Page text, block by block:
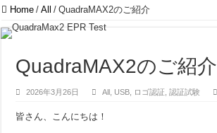
Home / All / QuadraMAX2のご紹介
QuadraMAX2のご紹介
2026年3月26日 All USB ロゴ認証 ,認証試験
皆さん、こんにちは！